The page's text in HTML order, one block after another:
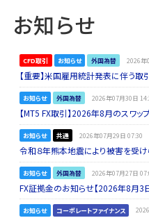
お知らせ
CFD取引 お知らせ 外国為替 2026年
【重要】米国雇用統計発表に伴う
お知らせ 外国為替 2026年07月30日
【MT5 FX取引】2026年8月のスワ
お知らせ 共通 2026年07月29日 07:30
令和８年熊本地震により被害を受
お知らせ 外国為替 2026年07月27日
FX証拠金のお知らせ【2026年8月3
お知らせ コーポレートファイナンス